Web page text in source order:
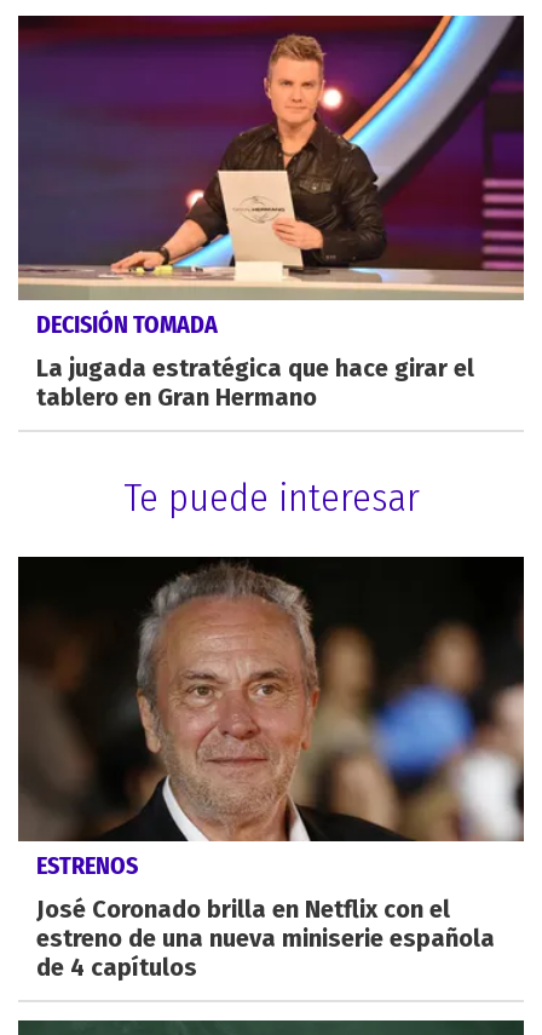
DECISIÓN TOMADA
La jugada estratégica que hace girar el
tablero en Gran Hermano
Te puede interesar
ESTRENOS
José Coronado brilla en Netflix con el
estreno de una nueva miniserie española
de 4 capítulos